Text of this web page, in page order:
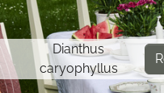
Dianthus
caryophyllus